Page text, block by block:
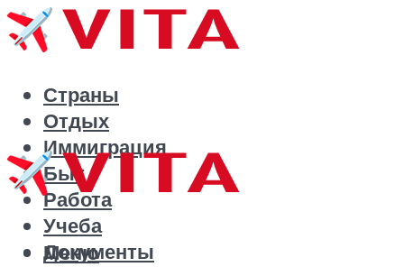
Страны
Отдых
Иммиграция
Быт
Работа
Учеба
Документы
Меню